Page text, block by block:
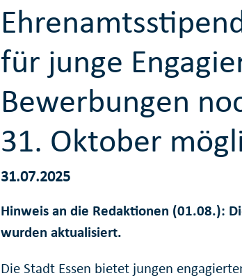
für junge
Bewerbungen
31. Oktober
31.07.2025
Hinweis an die Redaktionen (01.08.):
wurden aktualisiert.
Die Stadt Essen bietet jungen